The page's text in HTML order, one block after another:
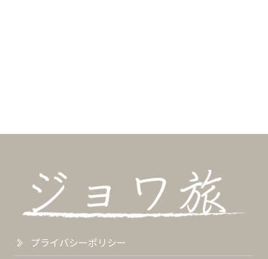
プライバシーポリシー